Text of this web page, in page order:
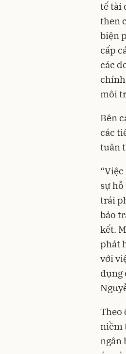
tế tài
then
biện
cấp
các
chính
môi
Bên
các
tuân
sự
trái
bảo
kết.
phát
với
dụng
Theo
niềm
ngân